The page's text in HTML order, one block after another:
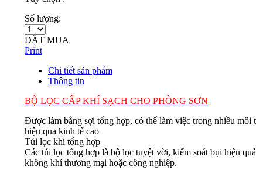
Số lượng:
ĐẶT MUA
Print
Chi tiết sản phẩm
Thông tin
BỘ LỌC CẤP KHÍ SẠCH CHO PHÒNG SƠN
Được làm bằng sợi tổng hợp, có thể làm việc trong nhiều
hiệu qua kinh tế cao
Túi lọc khí tổng hợp
Các túi lọc tổng hợp là bộ lọc tuyệt vời, kiểm soát bụi hiệu
không khí thương mại hoặc công nghiệp.